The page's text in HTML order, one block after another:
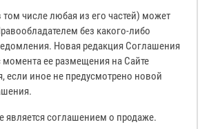
числе любая из его частей) может
без какого-либо
Новая редакция Соглашения
момента ее размещения на Сайте
если иное не предусмотрено новой
является соглашением о продаже.